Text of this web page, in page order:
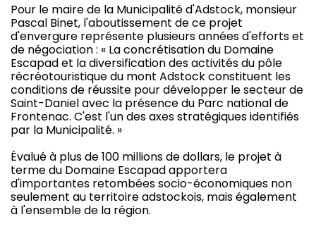
Pour le maire de la Municipalité d'Adstock, monsieur
Pascal Binet, l'aboutissement de ce projet
d'envergure représente plusieurs années d'efforts et
de négociation : « La concrétisation du Domaine
Escapad et la diversification des activités du pôle
récréotouristique du mont Adstock constituent les
conditions de réussite pour développer le secteur de
Saint-Daniel avec la présence du Parc national de
Frontenac. C'est l'un des axes stratégiques identifiés
par la Municipalité. »
Évalué à plus de 100 millions de dollars, le projet à
terme du Domaine Escapad apportera
d'importantes retombées socio-économiques non
seulement au territoire adstockois, mais également
à l'ensemble de la région.